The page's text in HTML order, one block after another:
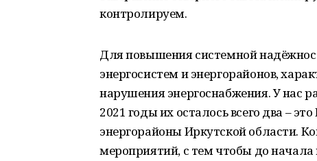
контролируем.
Для повышения системной
энергосистем и энергорайонов,
нарушения энергоснабжения. У нас
2021 годы их осталось всего два –
энергорайоны Иркутской области.
мероприятий, с тем чтобы до